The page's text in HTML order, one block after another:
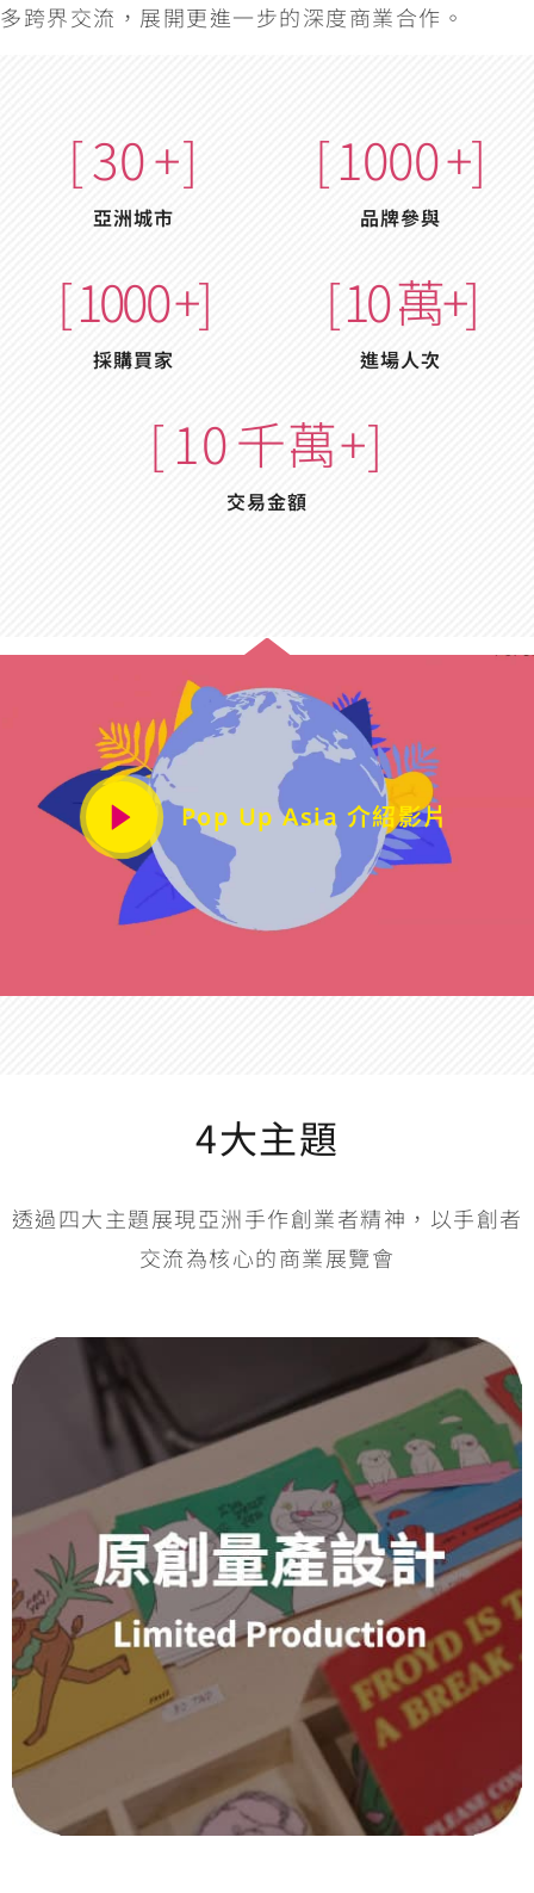
多跨界交流，展開更進一步的深度商業合作。
[30+]
亞洲城市
[1000+]
品牌參與
[1000+]
採購買家
[10萬+]
進場人次
[10千萬+]
交易金額
Pop Up Asia 介紹影片
4大主題
透過四大主題展現亞洲手作創業者精神，以手創者
交流為核心的商業展覽會